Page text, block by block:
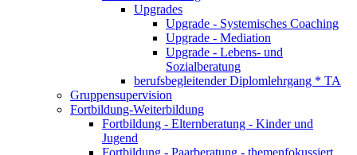
Upgrades
Upgrade - Systemisches Coaching
Upgrade - Mediation
Upgrade - Lebens- und
Sozialberatung
berufsbegleitender Diplomlehrgang * TA
Gruppensupervision
Fortbildung-Weiterbildung
Fortbildung - Elternberatung - Kinder und
Jugend
Fortbildung - Paarberatung - themenfokussiert